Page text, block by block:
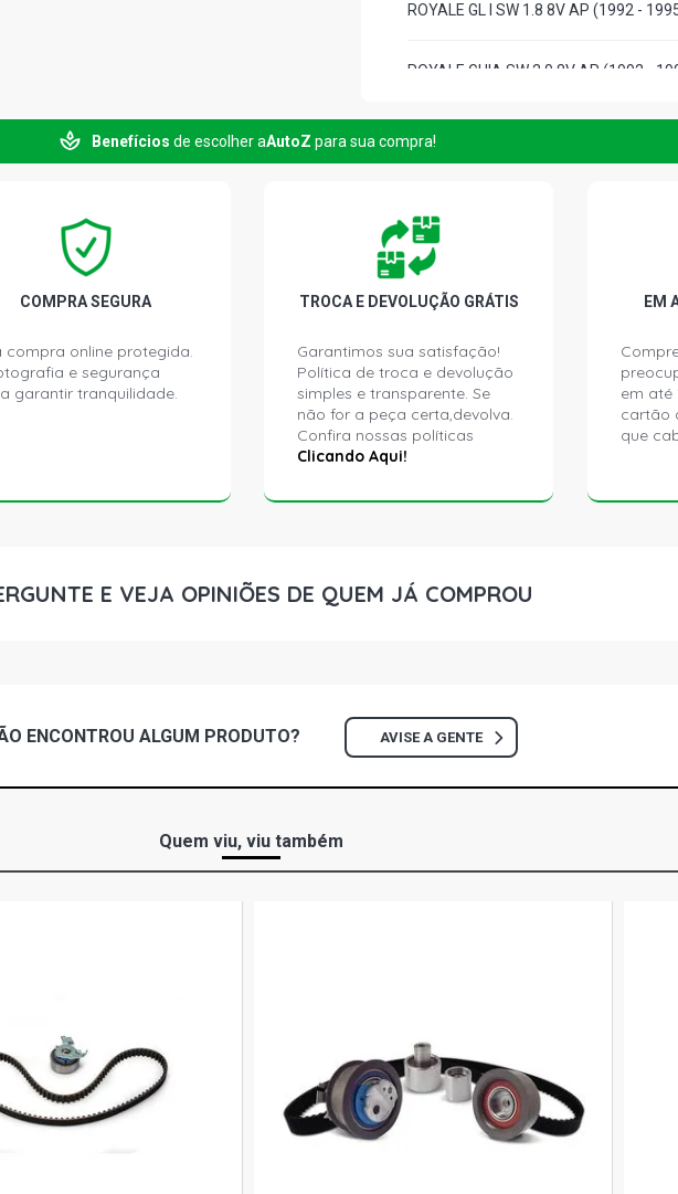
ROYALE GL I SW 1.8 8V AP (1992 -
ROYALE GHIA SW 2.0 8V AP (1992 -
ROYALE GHIA I SW 2.0 8V AP (1992 -
ROYALE GL I SW 2.0 8V AP (1992 - 1995)
VERSAILLES GL SEDAN 1.8 8V AP
VERSAILLES GL I SEDAN 1.8 8V AP
VERSAILLES GHIA SEDAN 2.0 8V AP
VERSAILLES GHIA I SEDAN 2.0 8V AP
GOL G1 GTI HATCH 2.0 8V AP (1988 -
QUANTUM GL SW 1.8 8V AP (1985 -
QUANTUM GL SW 2.0 8V AP (1985 -
QUANTUM GL I SW 2.0 8V AP (1985 -
Benefícios de escolher aAutoZ para sua compra!
COMPRA SEGURA
compra online protegida.
e segurança
garantir tranquilidade.
TROCA E DEVOLUÇÃO GRÁTIS
Garantimos sua satisfação!
Política de troca e devolução
simples e transparente. Se
não for a peça certa,devolva.
Confira nossas políticas
Clicando Aqui!
EM
em até
cartão
que
E VEJA OPINIÕES DE QUEM JÁ COMPROU
ENCONTROU ALGUM PRODUTO? AVISE A GENTE
Quem viu, viu também